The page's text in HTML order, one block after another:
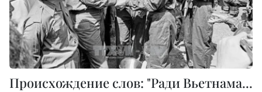
Происхождение слов: "Ради Вьетнама...